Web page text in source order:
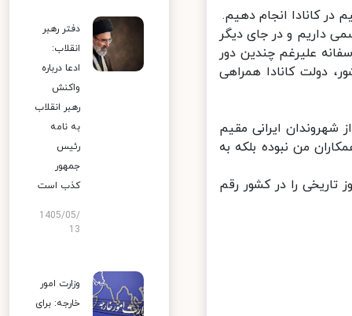
داریم و در جای دیگر
متاسفانه علیرغم چندین دور
دولت کانادا همراهی
ایرانی مقیم
من نبوده بلکه به
را در کشور رقم
دفتر رهبر
انقلاب:
ادعا درباره
واکنش
رهبر انقلاب
به نامه
رئیس
جمهور
کذب است
1405/05/
13
وزارت امور
خارجه: برای